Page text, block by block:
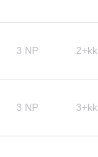
3 NP 2+kk
3 NP 3+kk